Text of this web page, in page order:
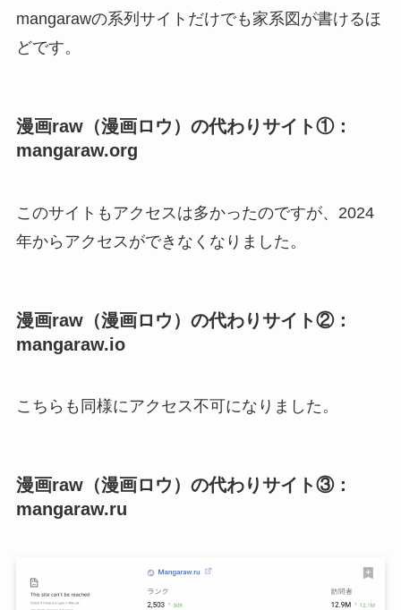
mangarawの系列サイトだけでも家系図が書けるほ
どです。
漫画raw（漫画ロウ）の代わりサイト①：
mangaraw.org
このサイトもアクセスは多かったのですが、2024
年からアクセスができなくなりました。
漫画raw（漫画ロウ）の代わりサイト②：
mangaraw.io
こちらも同様にアクセス不可になりました。
漫画raw（漫画ロウ）の代わりサイト③：
mangaraw.ru